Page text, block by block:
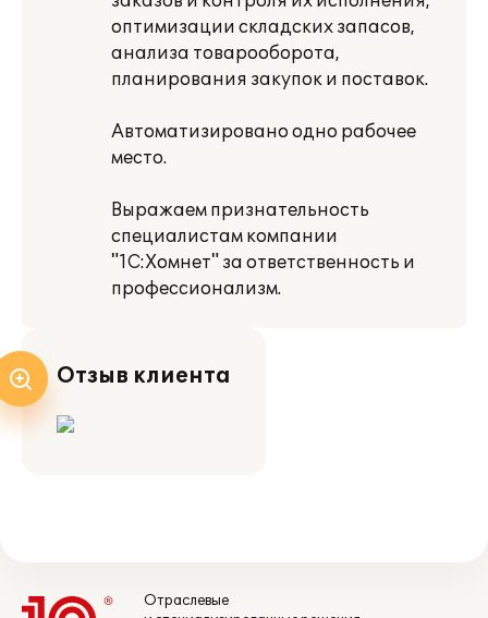
оптимизации складских запасов,
анализа товарооборота,
планирования закупок и поставок.
Автоматизировано одно рабочее
место.
Выражаем признательность
специалистам компании
"1С:Хомнет" за ответственность и
профессионализм.
Отзыв клиента
Отраслевые